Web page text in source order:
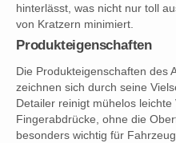
hinterlässt, was nicht nur toll
von Kratzern minimiert.
Produkteigenschaften
Die Produkteigenschaften des
zeichnen sich durch seine
Detailer reinigt mühelos
Fingerabdrücke, ohne die
besonders wichtig für